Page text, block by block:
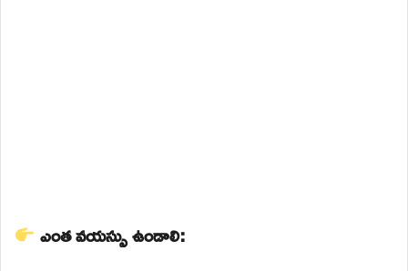
ఎంత వయస్సు ఉండాలి: